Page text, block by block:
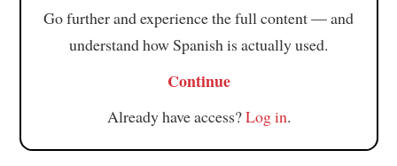
Go further and experience the full content — and
understand how Spanish is actually used.
Continue
Already have access?Log in.